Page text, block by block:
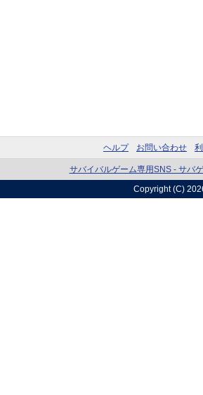
ヘルプ お問い合わせ
サバイバルゲーム専用SNS - サバ
Copyright (C)